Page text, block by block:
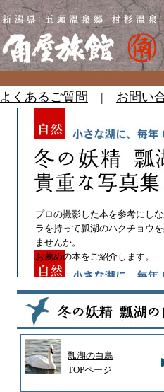
よくあるご質問 | お問い
プロの撮影した本を参考にし
ラを持って瓢湖のハクチョウ
ませんか。
お薦めの本をご紹介します。
瓢湖の白鳥
TOPページ